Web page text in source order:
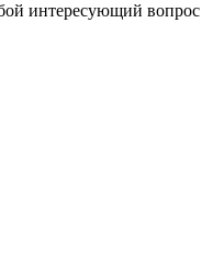
интересующий вопрос